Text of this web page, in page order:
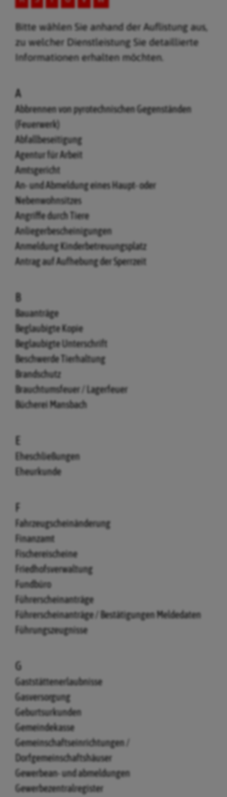
Bitte wählen Sie anhand der Auflistung aus,
zu welcher Dienstleistung Sie detaillierte
Informationen erhalten möchten.
A
Abbrennen von pyrotechnischen Gegenständen
(Feuerwerk)
Abfallbeseitigung
Agentur für Arbeit
Amtsgericht
An- und Abmeldung eines Haupt- oder
Nebenwohnsitzes
Angriffe durch Tiere
Anliegerbescheinigungen
Anmeldung Kinderbetreuungsplatz
Antrag auf Aufhebung der Sperrzeit
B
Bauanträge
Beglaubigte Kopie
Beglaubigte Unterschrift
Beschwerde Tierhaltung
Brandschutz
Brauchtumsfeuer / Lagerfeuer
Bücherei Mansbach
E
Eheschließungen
Eheurkunde
F
Fahrzeugscheinänderung
Finanzamt
Fischereischeine
Friedhofsverwaltung
Fundbüro
Führerscheinanträge
Führerscheinanträge / Bestätigungen Meldedaten
Führungszeugnisse
G
Gaststättenerlaubnisse
Gasversorgung
Geburtsurkunden
Gemeindekasse
Gemeinschaftseinrichtungen /
Dorfgemeinschaftshäuser
Gewerbean- und abmeldungen
Gewerbezentralregister